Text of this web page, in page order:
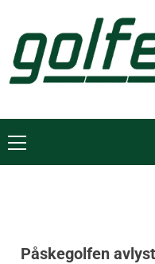
Påskegolfen